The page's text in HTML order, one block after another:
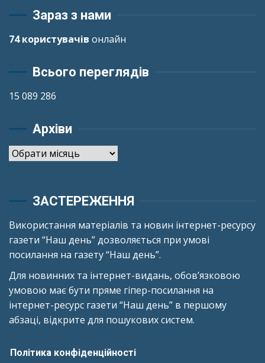
Зараз з нами
74 користувачів онлайн
Всього переглядів
15 089 286
Архіви
Архіви
ЗАСТЕРЕЖЕННЯ
Використання матеріалів та новин інтернет-ресурсу
газети “Наш день” дозволяється при умові
посилання на газету “Наш день”.
Для новинних та інтернет-видань, обов’язковою
умовою має бути пряме гіпер-посилання на
інтернет-ресурс газети “Наш день” в першому
абзаці, відкрите для пошукових систем.
Політика конфіденційності